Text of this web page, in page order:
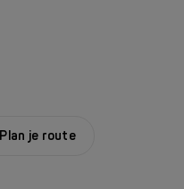
Plan je route